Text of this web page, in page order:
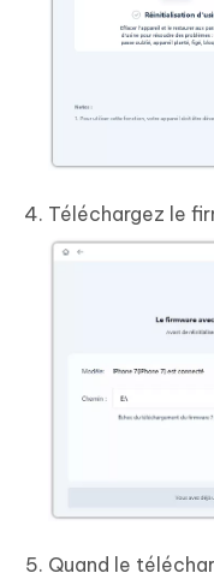
Téléchargez le
Quand le